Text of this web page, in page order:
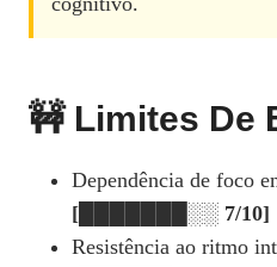
🚧 Limites De
Dependência de foco
[███████░░ 7/10]
Resistência ao ritmo